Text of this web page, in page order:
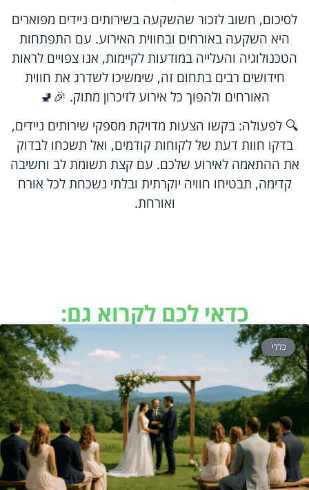
לסיכום, חשוב לזכור שהשקעה בשירותים ניידים מפוארים
היא השקעה באורחים ובחווית האירוע. עם התפתחות
הטכנולוגיה והעלייה במודעות לקיימות, אנו צפויים לראות
חידושים רבים בתחום זה, שימשיכו לשדרג את חווית
האורחים ולהפוך כל אירוע לזיכרון מתוק. 🎉🚽
🔍 לפעולה: בקשו הצעות מדויקת מספקי שירותים ניידים,
בדקו חוות דעת של לקוחות קודמים, ואל תשכחו לבדוק
את ההתאמה לאירוע שלכם. עם קצת תשומת לב וחשיבה
קדימה, תבטיחו חוויה יוקרתית ובלתי נשכחת לכל אורח
ואורחת.
כדאי לכם לקרוא גם:
כללי